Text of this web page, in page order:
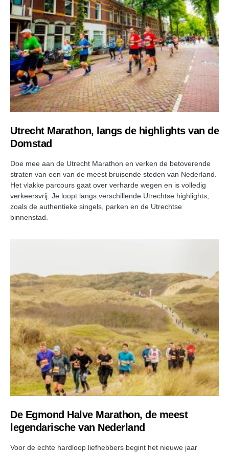
Utrecht Marathon, langs de highlights van de
Domstad
Doe mee aan de Utrecht Marathon en verken de betoverende
straten van een van de meest bruisende steden van Nederland.
Het vlakke parcours gaat over verharde wegen en is volledig
verkeersvrij. Je loopt langs verschillende Utrechtse highlights,
zoals de authentieke singels, parken en de Utrechtse
binnenstad.
De Egmond Halve Marathon, de meest
legendarische van Nederland
Voor de echte hardloop liefhebbers begint het nieuwe jaar